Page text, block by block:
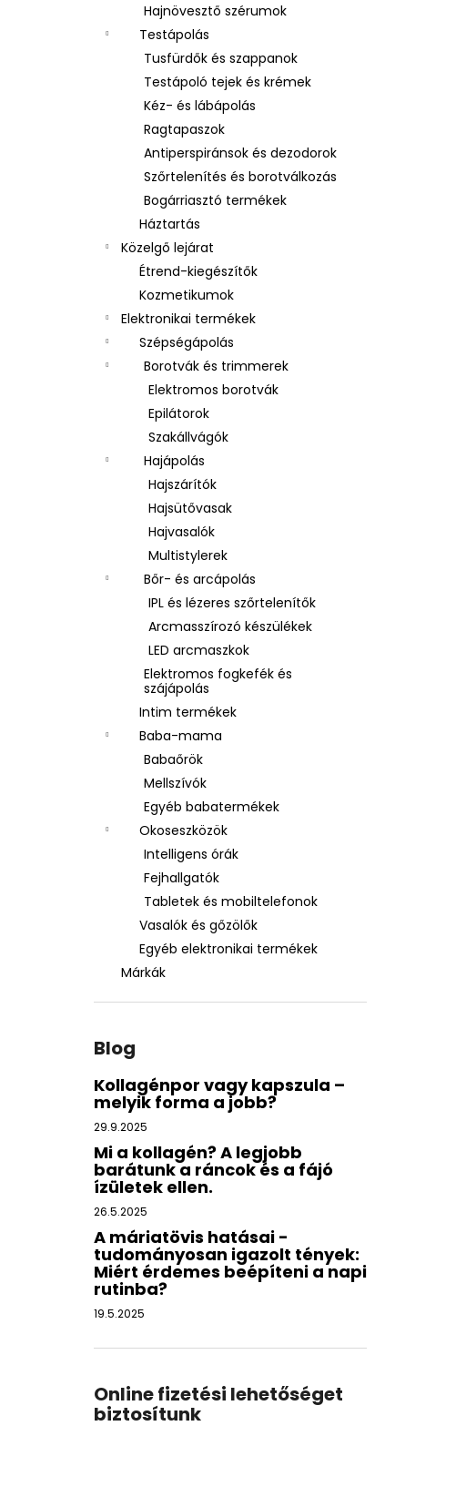
Hajnövesztő szérumok
Testápolás
Tusfürdők és szappanok
Testápoló tejek és krémek
Kéz- és lábápolás
Ragtapaszok
Antiperspiránsok és dezodorok
Szőrtelenítés és borotválkozás
Bogárriasztó termékek
Háztartás
Közelgő lejárat
Étrend-kiegészítők
Kozmetikumok
Elektronikai termékek
Szépségápolás
Borotvák és trimmerek
Elektromos borotvák
Epilátorok
Szakállvágók
Hajápolás
Hajszárítók
Hajsütővasak
Hajvasalók
Multistylerek
Bőr- és arcápolás
IPL és lézeres szőrtelenítők
Arcmasszírozó készülékek
LED arcmaszkok
Elektromos fogkefék és
szájápolás
Intim termékek
Baba-mama
Babaőrök
Mellszívók
Egyéb babatermékek
Okoseszközök
Intelligens órák
Fejhallgatók
Tabletek és mobiltelefonok
Vasalók és gőzölők
Egyéb elektronikai termékek
Márkák
Blog
Kollagénpor vagy kapszula –
melyik forma a jobb?
29.9.2025
Mi a kollagén? A legjobb
barátunk a ráncok és a fájó
ízületek ellen.
26.5.2025
A máriatövis hatásai -
tudományosan igazolt tények:
Miért érdemes beépíteni a napi
rutinba?
19.5.2025
Online fizetési lehetőséget
biztosítunk